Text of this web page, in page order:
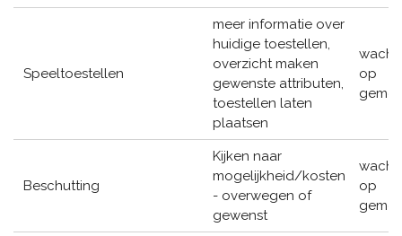
Speeltoestellen
meer informatie over
huidige toestellen,
overzicht maken
gewenste attributen,
toestellen laten
plaatsen
op
Beschutting
Kijken naar
mogelijkheid/kosten
- overwegen of
gewenst
op